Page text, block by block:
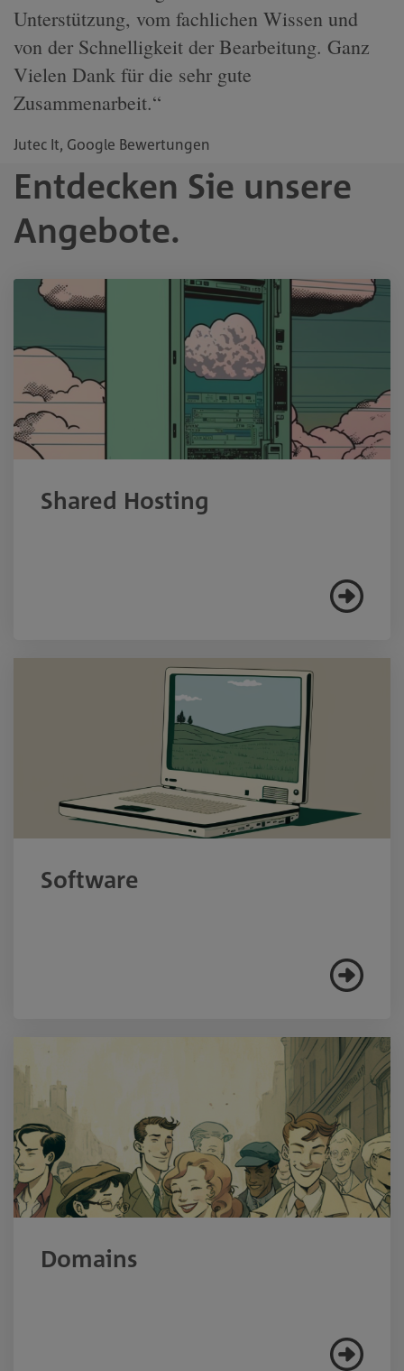
Unterstützung, vom fachlichen Wissen und
von der Schnelligkeit der Bearbeitung. Ganz
Vielen Dank für die sehr gute
Zusammenarbeit.“
Jutec It, Google Bewertungen
Entdecken Sie unsere
Angebote.
Shared Hosting
Software
Domains